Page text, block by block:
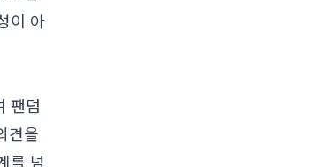
이 아
팬덤
견을
를 넘